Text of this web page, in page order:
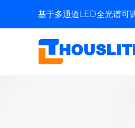
基于多通道LED全光谱可